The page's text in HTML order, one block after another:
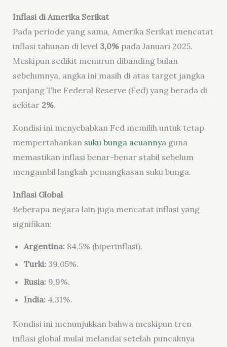
Inflasi di Amerika Serikat
Pada periode yang sama, Amerika Serikat mencatat
inflasi tahunan di level 3,0%pada Januari 2025.
Meskipun sedikit menurun dibanding bulan
sebelumnya, angka ini masih di atas target jangka
panjang The Federal Reserve (Fed) yang berada di
sekitar 2%.
Kondisi ini menyebabkan Fed memilih untuk tetap
mempertahankan suku bunga acuannyaguna
memastikan inflasi benar-benar stabil sebelum
mengambil langkah pemangkasan suku bunga.
Inflasi Global
Beberapa negara lain juga mencatat inflasi yang
signifikan:
Argentina:84,5% (hiperinflasi).
Turki:39,05%.
Rusia:9,9%.
India:4,31%.
Kondisi ini menunjukkan bahwa meskipun tren
inflasi global mulai melandai setelah puncaknya